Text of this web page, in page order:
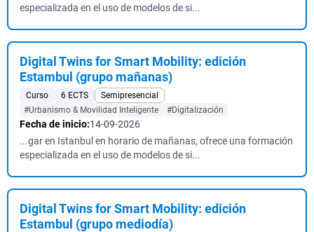
especializada en el uso de modelos de si...
Digital Twins for Smart Mobility: edición
Estambul (grupo mañanas)
Curso 6 ECTS
Semipresencial
#Urbanismo & Movilidad Inteligente
#Digitalización
Fecha de inicio:14-09-2026
...gar en Istanbul en horario de mañanas, ofrece una formación
especializada en el uso de modelos de si...
Digital Twins for Smart Mobility: edición
Estambul (grupo mediodía)